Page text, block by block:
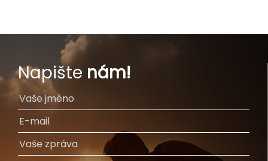
Napište nám!